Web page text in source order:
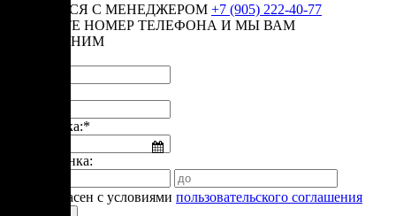
СВЯЗАТЬСЯ С МЕНЕДЖЕРОМ +7 (905) 222-40-77
ОСТАВЬТЕ НОМЕР ТЕЛЕФОНА И МЫ ВАМ
ПЕРЕЗВОНИМ
Дата звонка:*
Время звонка:
Я согласен с условиями пользовательского соглашения